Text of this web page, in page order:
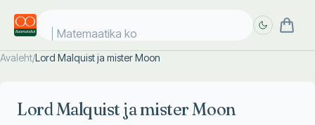
Matemaatika kos
Avaleht/Lord Malquist ja mister Moon
Lord Malquist ja mister Moon